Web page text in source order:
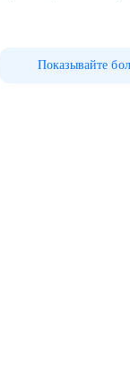
Показывайте